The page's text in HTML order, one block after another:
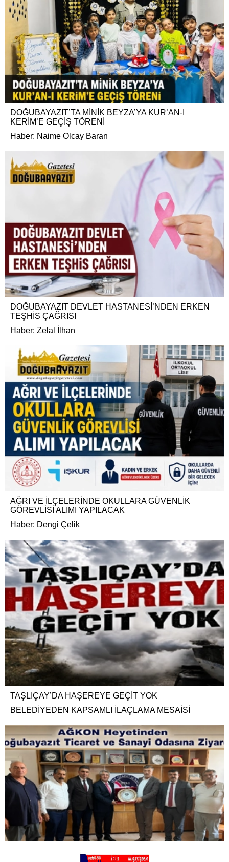
DOĞUBAYAZIT’TA MİNİK BEYZA’YA KUR’AN-I
KERİM’E GEÇİŞ TÖRENİ
Haber: Naime Olcay Baran
DOĞUBAYAZIT DEVLET HASTANESİ’NDEN ERKEN
TEŞHİS ÇAĞRISI
Haber: Zelal İlhan
AĞRI VE İLÇELERİNDE OKULLARA GÜVENLİK
GÖREVLİSİ ALIMI YAPILACAK
Haber: Dengi Çelik
TAŞLIÇAY’DA HAŞEREYE GEÇİT YOK
BELEDİYEDEN KAPSAMLI İLAÇLAMA MESAİSİ